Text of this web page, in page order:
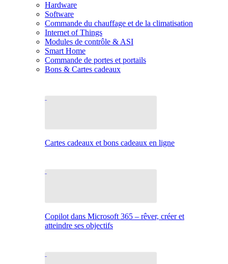
Hardware
Software
Commande du chauffage et de la climatisation
Internet of Things
Modules de contrôle & ASI
Smart Home
Commande de portes et portails
Bons & Cartes cadeaux
Cartes cadeaux et bons cadeaux en ligne
Copilot dans Microsoft 365 – rêver, créer et
atteindre ses objectifs